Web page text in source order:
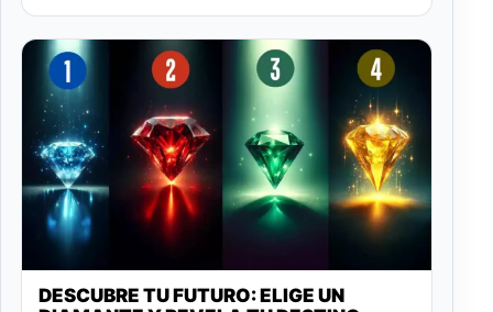
DESCUBRE TU FUTURO: ELIGE UN